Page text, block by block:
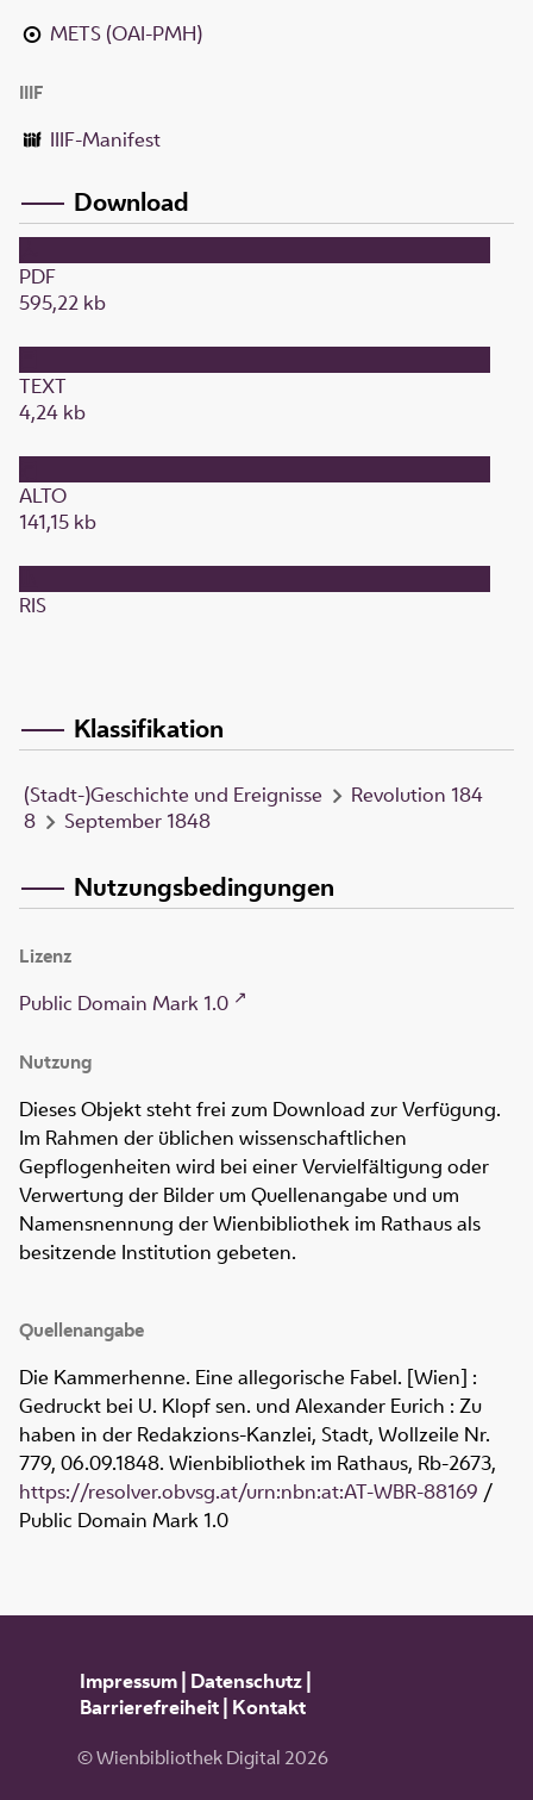
METS (OAI-PMH)
IIIF
IIIF-Manifest
Download
PDF
595,22 kb
TEXT
4,24 kb
ALTO
141,15 kb
RIS
Klassifikation
(Stadt-)Geschichte und Ereignisse
Revolution 184
8
September 1848
Nutzungsbedingungen
Lizenz
Public Domain Mark 1.0
Nutzung
Dieses Objekt steht frei zum Download zur Verfügung.
Im Rahmen der üblichen wissenschaftlichen
Gepflogenheiten wird bei einer Vervielfältigung oder
Verwertung der Bilder um Quellenangabe und um
Namensnennung der Wienbibliothek im Rathaus als
besitzende Institution gebeten.
Quellenangabe
Die Kammerhenne. Eine allegorische Fabel. [Wien] :
Gedruckt bei U. Klopf sen. und Alexander Eurich : Zu
haben in der Redakzions-Kanzlei, Stadt, Wollzeile Nr.
779, 06.09.1848. Wienbibliothek im Rathaus, Rb-2673,
https://resolver.obvsg.at/urn:nbn:at:AT-WBR-88169 /
Public Domain Mark 1.0
Impressum| Datenschutz|
Barrierefreiheit| Kontakt
© Wienbibliothek Digital 2026